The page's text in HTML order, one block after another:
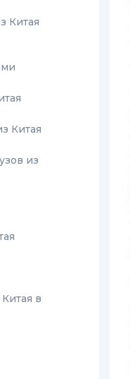
Китая
Китая
из
в